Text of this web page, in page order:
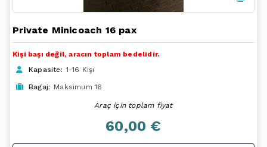
Private Minicoach 16 pax
Kişi başı değil, aracın toplam bedelidir.
Kapasite: 1-16 Kişi
Bagaj: Maksimum 16
Araç için toplam fiyat
60,00 €